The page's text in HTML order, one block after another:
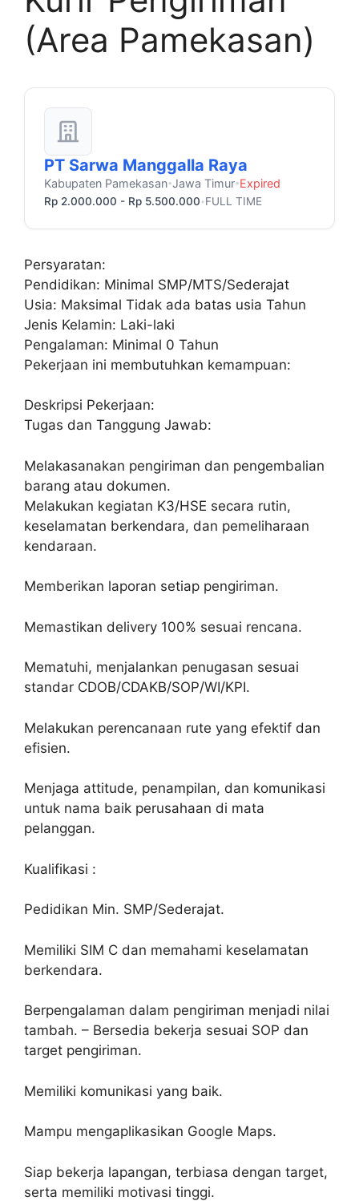
(Area Pamekasan)
PT Sarwa Manggalla Raya
Kabupaten Pamekasan•Jawa Timur•Expired
Rp 2.000.000 - Rp 5.500.000 •FULL TIME
Persyaratan:
Pendidikan: Minimal SMP/MTS/Sederajat
Usia: Maksimal Tidak ada batas usia Tahun
Jenis Kelamin: Laki-laki
Pengalaman: Minimal 0 Tahun
Pekerjaan ini membutuhkan kemampuan:
Deskripsi Pekerjaan:
Tugas dan Tanggung Jawab:
Melakasanakan pengiriman dan pengembalian
barang atau dokumen.
Melakukan kegiatan K3/HSE secara rutin,
keselamatan berkendara, dan pemeliharaan
kendaraan.
Memberikan laporan setiap pengiriman.
Memastikan delivery 100% sesuai rencana.
Mematuhi, menjalankan penugasan sesuai
standar CDOB/CDAKB/SOP/WI/KPI.
Melakukan perencanaan rute yang efektif dan
efisien.
Menjaga attitude, penampilan, dan komunikasi
untuk nama baik perusahaan di mata
pelanggan.
Kualifikasi :
Pedidikan Min. SMP/Sederajat.
Memiliki SIM C dan memahami keselamatan
berkendara.
Berpengalaman dalam pengiriman menjadi nilai
tambah. – Bersedia bekerja sesuai SOP dan
target pengiriman.
Memiliki komunikasi yang baik.
Mampu mengaplikasikan Google Maps.
Siap bekerja lapangan, terbiasa dengan target,
serta memiliki motivasi tinggi.